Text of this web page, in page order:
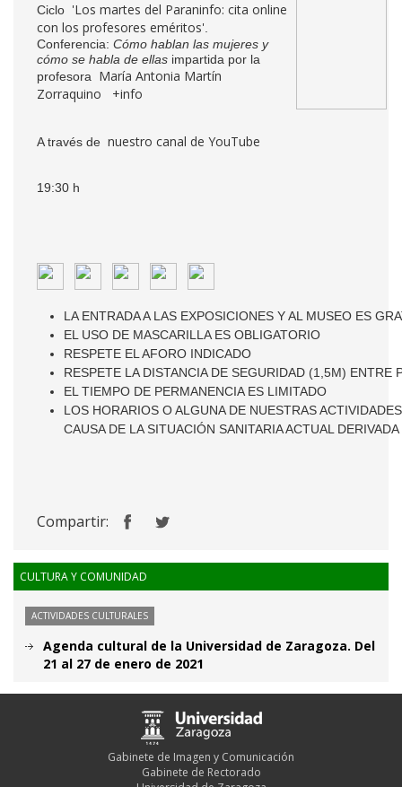
Ciclo 'Los martes del Paraninfo: cita online
con los profesores eméritos'
Conferencia: Cómo hablan las mujeres y
cómo se habla de ellas impartida por la
profesora María Antonia Martín
Zorraquino
+info
A través de nuestro canal de YouTube
19:30 h
LA ENTRADA A LAS EXPOSICIONES Y AL MUSEO ES
EL USO DE MASCARILLA ES OBLIGATORIO
RESPETE EL AFORO INDICADO
RESPETE LA DISTANCIA DE SEGURIDAD (1,5M) ENTRE
EL TIEMPO DE PERMANENCIA ES LIMITADO
LOS HORARIOS O ALGUNA DE NUESTRAS
CAUSA DE LA SITUACIÓN SANITARIA ACTUAL
Compartir:
CULTURA Y COMUNIDAD
ACTIVIDADES CULTURALES
Agenda cultural de la Universidad de Zaragoza. Del
21 al 27 de enero de 2021
Gabinete de Imagen y Comunicación
Gabinete de Rectorado